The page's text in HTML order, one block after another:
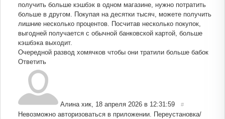
получить больше кэшбэк в одном магазине, нужно потратить
больше в другом. Покупая на десятки тысяч, можете получить
лишние несколько процентов. Посчитав несколько покупок,
выгодней получается с обычной банковской картой, больше
кэшбэка выходит.
Очередной развод хомячков чтобы они тратили больше бабок
Ответить
Алина хик 18 апреля 2026 в 12:31:59 #
Невозможно авторизоваться в приложении. Переустановка/